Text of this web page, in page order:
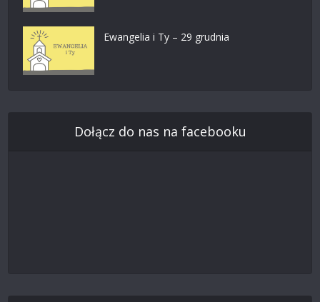
Ewangelia i Ty – 29 grudnia
Dołącz do nas na facebooku